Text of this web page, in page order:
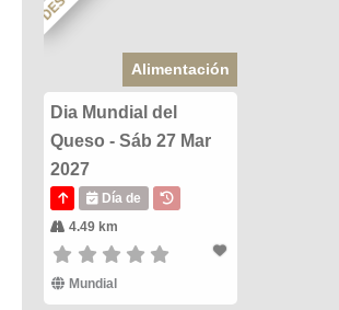
Alimentación
Dia Mundial del
Queso - Sáb 27 Mar
2027
Día de
4.49 km
Mundial